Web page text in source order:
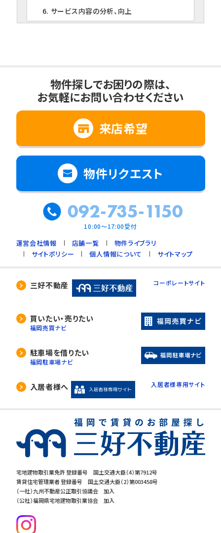
6. サービス内容の分析、向上
1. ご本人の同意がある場合
2. 法令に基づく場合
3. 利用目的の範囲内で個人情報の取扱いの
全部又は一部を委託する場合
4. 人の生命、身体又は財産の保護のために必
要で、ご本人の同意を得ることが難しいとき
5. 公衆衛生の向上、児童の健全な育成のため
に必要で、ご本人の同意を得ることが難しいと
き
6. 国や地方公共団体などに協力する場合で、
ご本人の同意を得ることによって支障を及ぼす
おそれがあるとき
7. 合併又は譲渡などの事由による事業の承継
に伴って個人情報を提供する場合で、承継前の
4. 個人情報の外部委託
当社は、利用目的の達成に必要な範囲内におい
て、個人情報の取扱いの全部又は一部を委託す
委託先の選定には厳正な基準を設け、委託先と
の間で必要な契約を締結し、適切な管理･監査を
5. 開示等の請求について
「開示」「訂正・追加・削除」「利用の停止・消去・提
供の拒否」の請求に応じております。ご請求され
る方は、当社「個人情報お客様相談窓口」までお
問合せください。
6.個人情報を提供する事の任意性につ
いて
当社の要求する個人情報を提供するか否かは、
お客様の任意でございます。
宅地建物取引業免許 登録番号 国土交通大臣（4）第7912号
賃貸住宅管理業者 登録番号 国土交通大臣（2）第003458号
（一社）九州不動産公正取引協議会 加入
（公社）福岡県宅地建物取引業協会 加入
物件探しでお困りの際は、
お気軽にお問い合わせください
来店希望
物件リクエスト
092-735-1150
10:00～17:00受付
運営会社情報 店舗一覧
物件ライブラリ
サイトポリシー
個人情報について サイトマップ
三好不動産 コーポレートサイト
買いたい・売りたい
福岡売買ナビ
駐車場を借りたい
福岡駐車場ナビ
入居者様へ 入居者様専用サイト